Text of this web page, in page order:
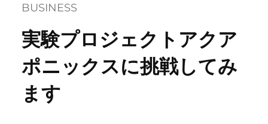
BUSINESS
実験プロジェクトアクア
ポニックスに挑戦してみ
ます